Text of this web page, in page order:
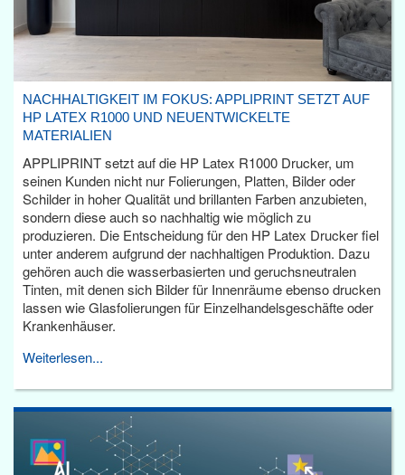
NACHHALTIGKEIT IM FOKUS: APPLIPRINT SETZT AUF
HP LATEX R1000 UND NEUENTWICKELTE
MATERIALIEN
APPLIPRINT setzt auf die HP Latex R1000 Drucker, um
seinen Kunden nicht nur Folierungen, Platten, Bilder oder
Schilder in hoher Qualität und brillanten Farben anzubieten,
sondern diese auch so nachhaltig wie möglich zu
produzieren. Die Entscheidung für den HP Latex Drucker fiel
unter anderem aufgrund der nachhaltigen Produktion. Dazu
gehören auch die wasserbasierten und geruchsneutralen
Tinten, mit denen sich Bilder für Innenräume ebenso drucken
lassen wie Glasfolierungen für Einzelhandelsgeschäfte oder
Krankenhäuser.
Weiterlesen...